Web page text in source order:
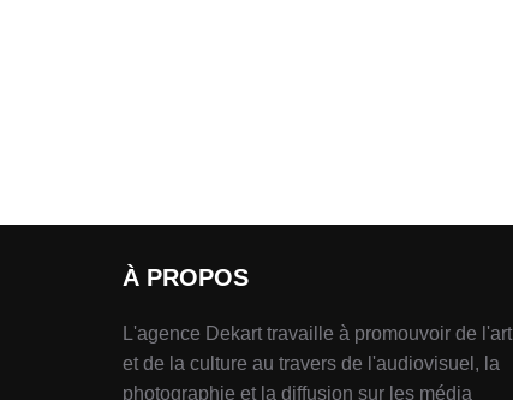
À PROPOS
L'agence Dekart travaille à promouvoir de l'art
et de la culture au travers de l'audiovisuel, la
photographie et la diffusion sur les média